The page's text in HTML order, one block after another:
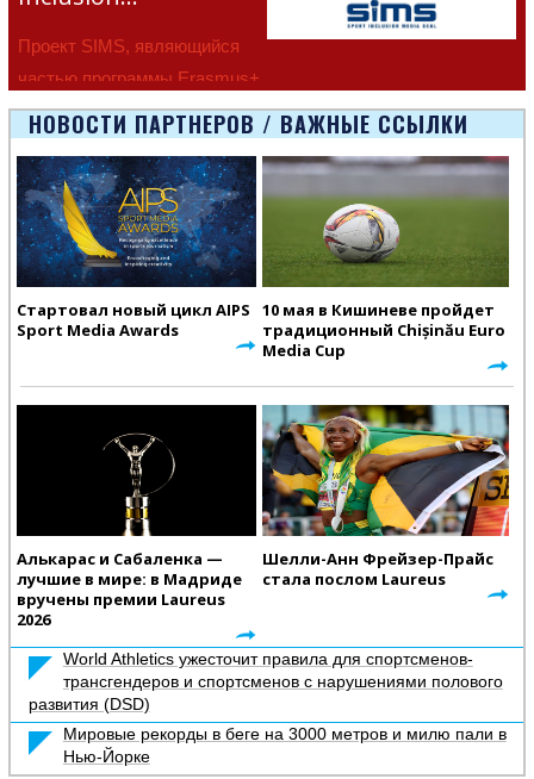
Проект SIMS, являющийся
частью программы Erasmus+
Европейско
НОВОСТИ ПАРТНЕРОВ / ВАЖНЫЕ ССЫЛКИ
Стартовал новый цикл AIPS
Sport Media Awards
10 мая в Кишиневе пройдет
традиционный Chișinău Euro
Media Cup
Алькарас и Сабаленка —
лучшие в мире: в Мадриде
вручены премии Laureus
2026
Шелли-Анн Фрейзер-Прайс
стала послом Laureus
World Athletics ужесточит правила для спортсменов-
трансгендеров и спортсменов с нарушениями полового
развития (DSD)
Мировые рекорды в беге на 3000 метров и милю пали в
Нью-Йорке